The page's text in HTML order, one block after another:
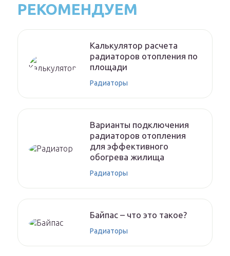
РЕКОМЕНДУЕМ
Калькулятор расчета
радиаторов отопления по
площади
Радиаторы
Варианты подключения
радиаторов отопления
для эффективного
обогрева жилища
Радиаторы
Байпас – что это такое?
Радиаторы